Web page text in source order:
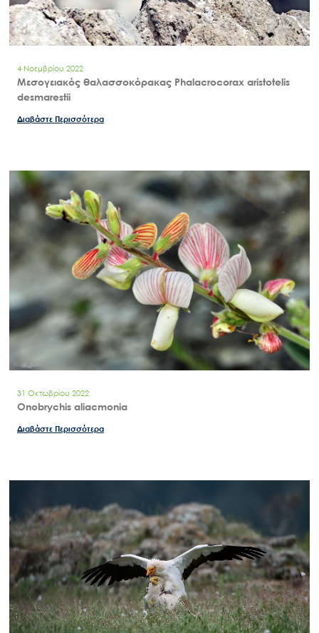
Εισιτήρια
Επικοινωνία
4 Νοεμβρίου 2022
Μεσογειακός θαλασσοκόρακας Phalacrocorax aristotelis
desmarestii
Διαβάστε Περισσότερα
31 Οκτωβρίου 2022
Onobrychis aliacmonia
Διαβάστε Περισσότερα